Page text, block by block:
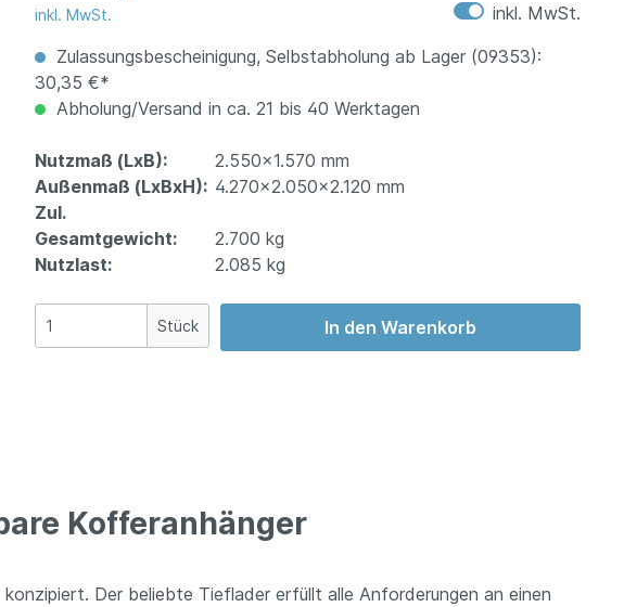
inkl. MwSt.
inkl. MwSt.
Zulassungsbescheinigung, Selbstabholung ab Lager (09353):
30,35 €*
Abholung/Versand in ca. 21 bis 40 Werktagen
Nutzmaß (LxB):
2.550x1.570 mm
Außenmaß (LxBxH): 4.270x2.050x2.120 mm
Zul.
Gesamtgewicht:
2.700 kg
Nutzlast:
2.085 kg
Stück In den Warenkorb
Kofferanhänger
Der beliebte Tieflader erfüllt alle Anforderungen an einen